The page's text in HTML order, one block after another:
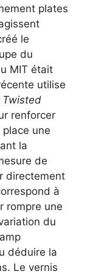
plates
le
du
MIT était
utilise
Twisted
renforcer
place une
la
de
directement
à
rompre une
du
déduire la
Le vernis